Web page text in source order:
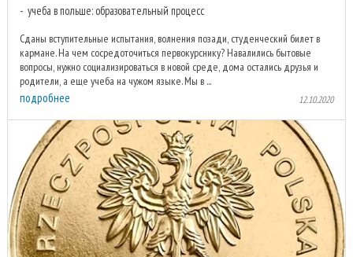
учеба в польше: образовательный процесс
Сданы вступительные испытания, волнения позади, студенческий билет в
кармане. На чем сосредоточиться первокурснику? Навалились бытовые
вопросы, нужно социализироваться в новой среде, дома остались друзья и
родители, а еще учеба на чужом языке. Мы в ...
подробнее 12.10.2020